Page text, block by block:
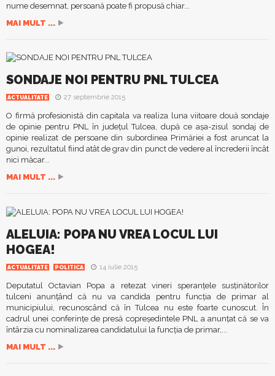
nume desemnat, persoană poate fi propusă chiar...
MAI MULT ...
SONDAJE NOI PENTRU PNL TULCEA
ACTUALITATE 27 septembrie 2015
O firmă profesionistă din capitala va realiza luna viitoare două sondaje
de opinie pentru PNL în judeţul Tulcea, după ce aşa-zisul sondaj de
opinie realizat de persoane din subordinea Primăriei a fost aruncat la
gunoi, rezultatul fiind atât de grav din punct de vedere al încrederii încât
nici măcar...
MAI MULT ...
ALELUIA: POPA NU VREA LOCUL LUI
HOGEA!
ACTUALITATE POLITICA 14 iulie 2015
Deputatul Octavian Popa a retezat vineri speranţele susţinătorilor
tulceni anunţând că nu va candida pentru funcţia de primar al
municipiului, recunoscând că în Tulcea nu este foarte cunoscut. În
cadrul unei conferinţe de presă copreşedintele PNL a anunţat că se va
întârzia cu nominalizarea candidatului la funcţia de primar,...
MAI MULT ...